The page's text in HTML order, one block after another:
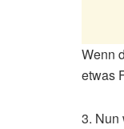
Wenn
etwas
3. Nun